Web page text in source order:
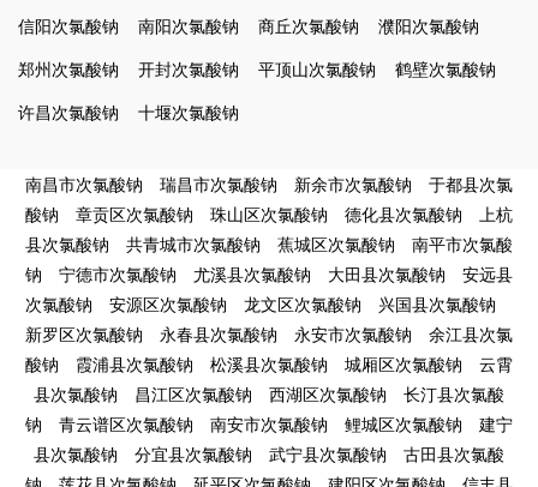
信阳次氯酸钠
南阳次氯酸钠 商丘次氯酸钠
濮阳次氯酸钠
郑州次氯酸钠
开封次氯酸钠 平顶山次氯酸钠
鹤壁次氯酸钠
许昌次氯酸钠
十堰次氯酸钠
南昌市次氯酸钠 瑞昌市次氯酸钠 新余市次氯酸钠
于都县次氯
酸钠
章贡区次氯酸钠 珠山区次氯酸钠 德化县次氯酸钠
上杭
县次氯酸钠
共青城市次氯酸钠 蕉城区次氯酸钠
南平市次氯酸
钠
宁德市次氯酸钠 尤溪县次氯酸钠 大田县次氯酸钠
安远县
次氯酸钠
安源区次氯酸钠 龙文区次氯酸钠
兴国县次氯酸钠
新罗区次氯酸钠
永春县次氯酸钠 永安市次氯酸钠
余江县次氯
酸钠
霞浦县次氯酸钠 松溪县次氯酸钠 城厢区次氯酸钠
云霄
县次氯酸钠
昌江区次氯酸钠 西湖区次氯酸钠
长汀县次氯酸
钠
青云谱区次氯酸钠 南安市次氯酸钠 鲤城区次氯酸钠
建宁
县次氯酸钠
分宜县次氯酸钠 武宁县次氯酸钠
古田县次氯酸